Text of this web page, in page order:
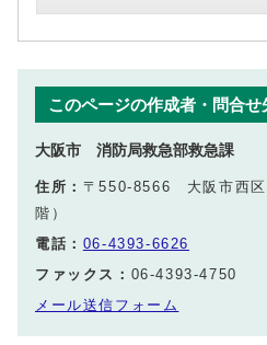
このページの作成者・問合せ
大阪市 消防局救急部救急課
住所： 〒550-8566 大阪市西区
階）
電話： 06-4393-6626
ファックス： 06-4393-4750
メール送信フォーム